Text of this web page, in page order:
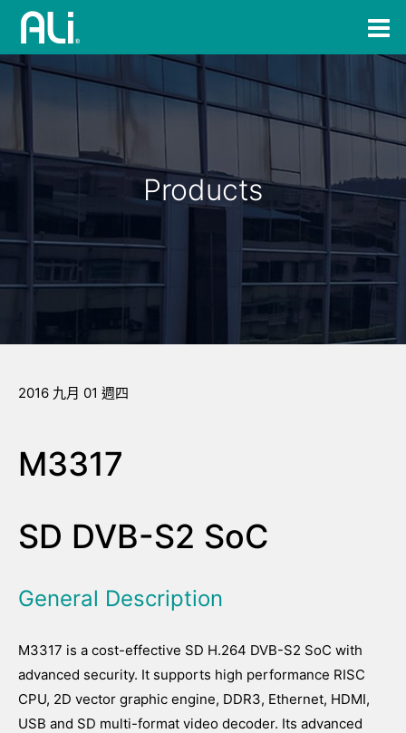
Products
2016 九月 01 週四
M3317
SD DVB-S2 SoC
General Description
M3317 is a cost-effective SD H.264 DVB-S2 SoC with
advanced security. It supports high performance RISC
CPU, 2D vector graphic engine, DDR3, Ethernet, HDMI,
USB and SD multi-format video decoder. Its advanced